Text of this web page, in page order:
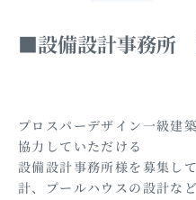
■設備設計事務所
プロスパーデザイン一級建
協力していただける
設備設計事務所様を募集し
計、プールハウスの設計など